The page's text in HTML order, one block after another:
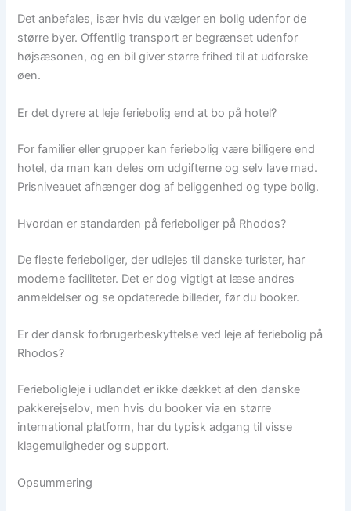
Det anbefales, især hvis du vælger en bolig udenfor de
større byer. Offentlig transport er begrænset udenfor
højsæsonen, og en bil giver større frihed til at udforske
øen.
Er det dyrere at leje feriebolig end at bo på hotel?
For familier eller grupper kan feriebolig være billigere end
hotel, da man kan deles om udgifterne og selv lave mad.
Prisniveauet afhænger dog af beliggenhed og type bolig.
Hvordan er standarden på ferieboliger på Rhodos?
De fleste ferieboliger, der udlejes til danske turister, har
moderne faciliteter. Det er dog vigtigt at læse andres
anmeldelser og se opdaterede billeder, før du booker.
Er der dansk forbrugerbeskyttelse ved leje af feriebolig på
Rhodos?
Ferieboligleje i udlandet er ikke dækket af den danske
pakkerejselov, men hvis du booker via en større
international platform, har du typisk adgang til visse
klagemuligheder og support.
Opsummering